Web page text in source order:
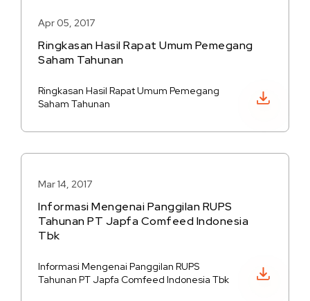
Apr 05, 2017
Ringkasan Hasil Rapat Umum Pemegang
Saham Tahunan
Ringkasan Hasil Rapat Umum Pemegang
Saham Tahunan
Mar 14, 2017
Informasi Mengenai Panggilan RUPS
Tahunan PT Japfa Comfeed Indonesia
Tbk
Informasi Mengenai Panggilan RUPS
Tahunan PT Japfa Comfeed Indonesia Tbk